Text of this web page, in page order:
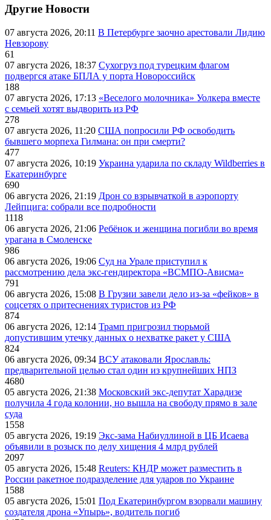
Другие Новости
07 августа 2026, 20:11 В Петербурге заочно арестовали Лидию
Невзорову
61
07 августа 2026, 18:37 Сухогруз под турецким флагом
подвергся атаке БПЛА у порта Новороссийск
188
07 августа 2026, 17:13 «Веселого молочника» Уолкера вместе
с семьей хотят выдворить из РФ
278
07 августа 2026, 11:20 США попросили РФ освободить
бывшего морпеха Гилмана: он при смерти?
477
07 августа 2026, 10:19 Украина ударила по складу Wildberries в
Екатеринбурге
690
06 августа 2026, 21:19 Дрон со взрывчаткой в аэропорту
Лейпцига: собрали все подробности
1118
06 августа 2026, 21:06 Ребёнок и женщина погибли во время
урагана в Смоленске
986
06 августа 2026, 19:06 Суд на Урале приступил к
рассмотрению дела экс-гендиректора «ВСМПО-Ависма»
791
06 августа 2026, 15:08 В Грузии завели дело из-за «фейков» в
соцсетях о притеснениях туристов из РФ
874
06 августа 2026, 12:14 Трамп пригрозил тюрьмой
допустившим утечку данных о нехватке ракет у США
824
06 августа 2026, 09:34 ВСУ атаковали Ярославль:
предварительной целью стал один из крупнейших НПЗ
4680
05 августа 2026, 21:38 Московский экс-депутат Харадизе
получила 4 года колонии, но вышла на свободу прямо в зале
суда
1558
05 августа 2026, 19:19 Экс-зама Набиуллиной в ЦБ Исаева
объявили в розыск по делу хищения 4 млрд рублей
2097
05 августа 2026, 15:48 Reuters: КНДР может разместить в
России ракетное подразделение для ударов по Украине
1588
05 августа 2026, 15:01 Под Екатеринбургом взорвали машину
создателя дрона «Упырь», водитель погиб